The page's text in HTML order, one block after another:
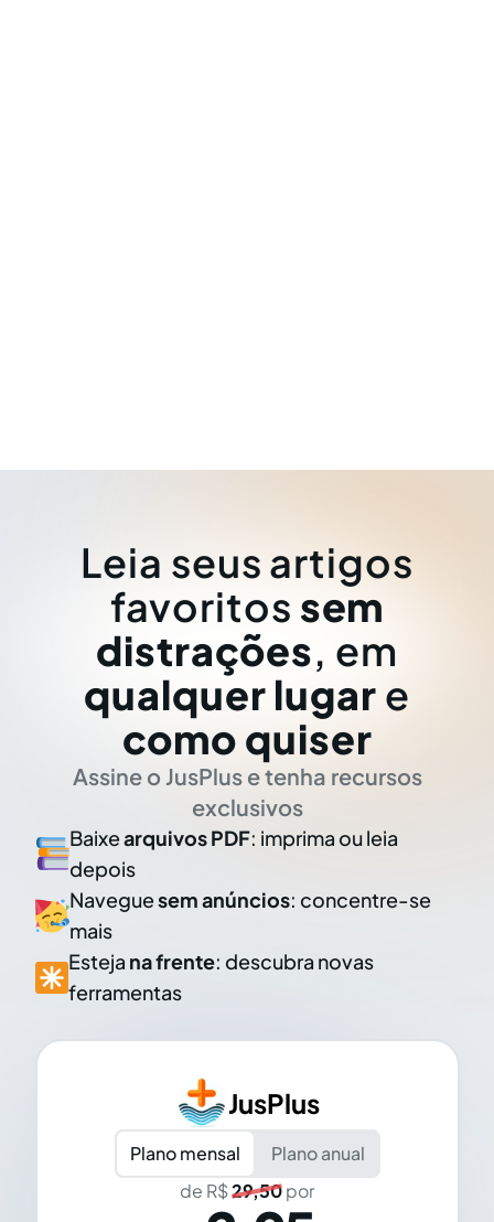
Leia seus artigos
favoritos sem
distrações, em
qualquer lugar e
como quiser
Assine o JusPlus e tenha recursos
exclusivos
Baixearquivos PDF: imprima ou leia
depois
Naveguesem anúncios: concentre-se
mais
Esteja na frente: descubra novas
ferramentas
JusPlus
Plano mensal
Plano anual
de R$29,50por